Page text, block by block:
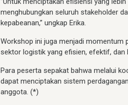
menghubungkan seluruh stakeholder
kepabeanan,” ungkap Erika.
Workshop ini juga menjadi momentum
sektor logistik yang efisien, efektif, dan
Para peserta sepakat bahwa melalui
dapat menciptakan sistem
anggota. (*)